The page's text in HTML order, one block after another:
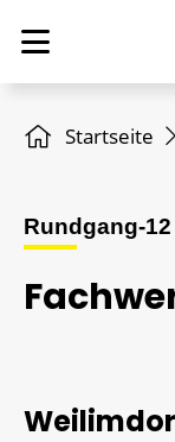
Startseite
Rundgang-12